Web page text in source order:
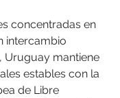
concentradas en
intercambio
Uruguay mantiene
estables con la
de Libre